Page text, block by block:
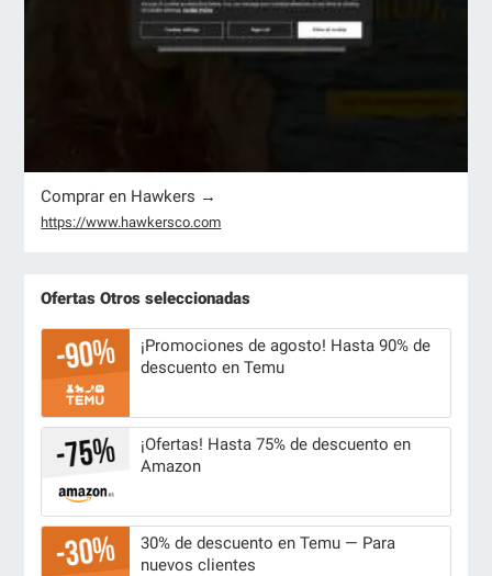
Comprar en Hawkers →
https://www.hawkersco.com
Ofertas Otros seleccionadas
¡Promociones de agosto! Hasta 90% de
descuento en Temu
¡Ofertas! Hasta 75% de descuento en
Amazon
30% de descuento en Temu — Para
nuevos clientes